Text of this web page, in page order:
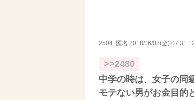
2504. 匿名 2018/06/08(金) 07:31:12
>>2480
中学の時は、女子の同
モテない男がお金目的